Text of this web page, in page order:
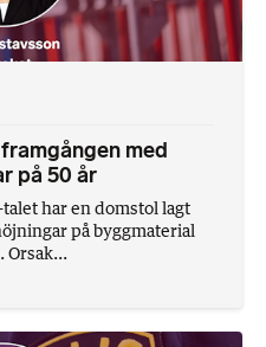
med
på 50 år
har en domstol lagt
på byggmaterial
Orsak...